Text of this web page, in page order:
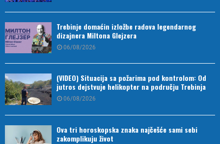
Trebinje domaćin izložbe radova legendarnog
dizajnera Miltona Glejzera
06/08/2026
(VIDEO) Situacija sa požarima pod kontrolom: Od
jutros dejstvuje helikopter na području Trebinja
06/08/2026
Ova tri horoskopska znaka najčešće sami sebi
zakomplikuju život